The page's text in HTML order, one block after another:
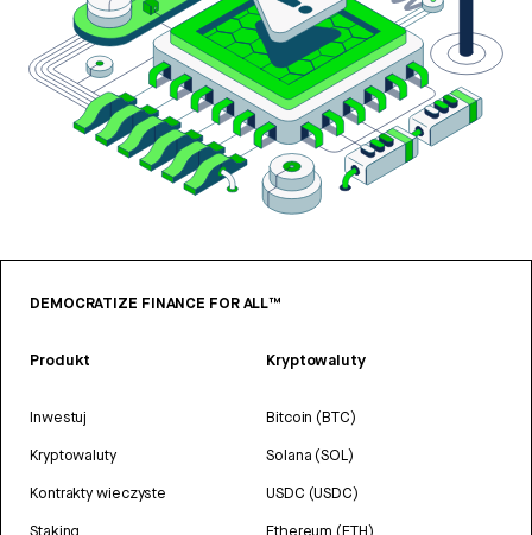
DEMOCRATIZE FINANCE FOR ALL™
Produkt
Inwestuj
Kryptowaluty
Kontrakty wieczyste
Kryptowaluty
Bitcoin (BTC)
Solana (SOL)
USDC (USDC)